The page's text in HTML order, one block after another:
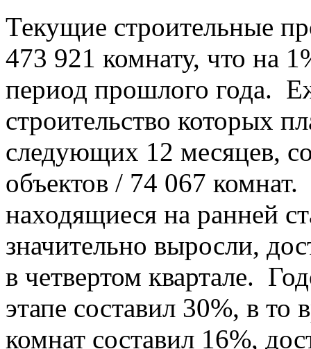
Текущие строительные
473 921 комнату, что на
период прошлого года.
строительство которых
следующих 12 месяцев,
объектов / 74 067
находящиеся на ранней
значительно выросли,
в четвертом квартале.
этапе составил 30%, в то
комнат составил 16%,